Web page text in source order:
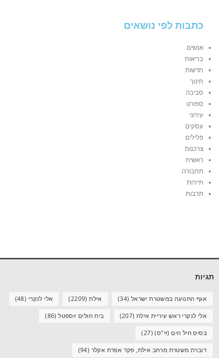
כתבות לפי נושאים
אנשים
בריאות
חדשות
חינוך
סביבה
ספורט
עירוני
עסקים
פלילים
צרכנות
ראשית
תחבורה
תיירות
תרבות
תגיות
אגף התנועה במשטרת ישראל (34) אילת(2209) אלי לנקרי (48)
אלי לנקרי ראש עיריית אילת (207) בית חולים יוספטל(86)
בסיס חיל הים (זי"ס)(27)
דוברת משטרת מרחב אילת, פקד אפרת אקלר (94)